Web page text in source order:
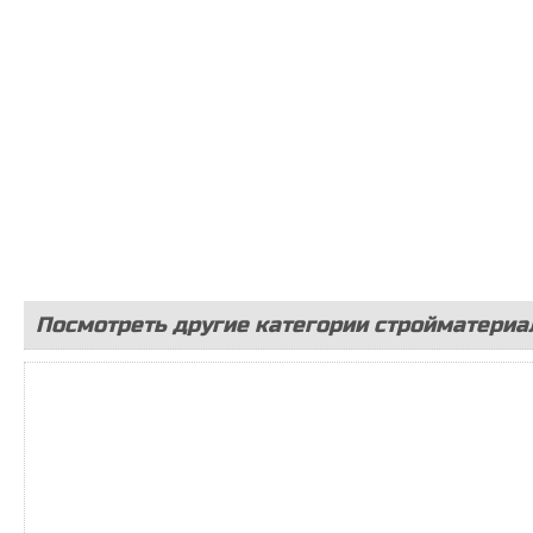
Посмотреть другие категории